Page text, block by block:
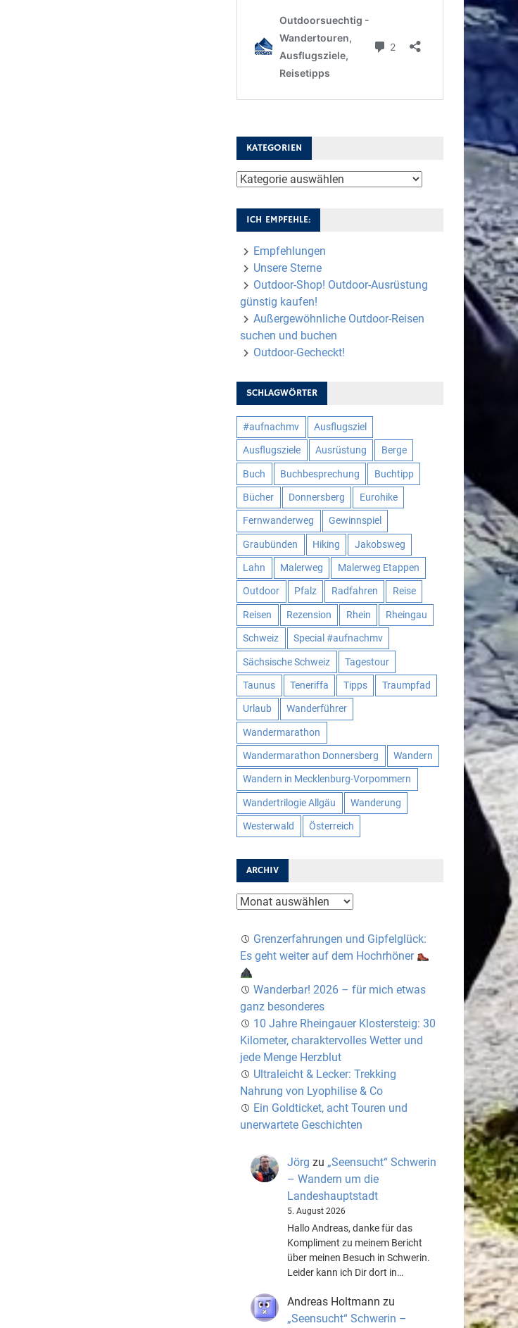
KATEGORIEN
Kategorien
ICH EMPFEHLE:
Empfehlungen
Unsere Sterne
Outdoor-Shop! Outdoor-Ausrüstung
günstig kaufen!
Außergewöhnliche Outdoor-Reisen
suchen und buchen
Outdoor-Gecheckt!
SCHLAGWÖRTER
#aufnachmv Ausflugsziel
Ausflugsziele Ausrüstung Berge
Buch Buchbesprechung Buchtipp
Bücher Donnersberg Eurohike
Fernwanderweg Gewinnspiel
Graubünden Hiking Jakobsweg
Lahn Malerweg Malerweg Etappen
Outdoor Pfalz Radfahren Reise
Reisen Rezension Rhein Rheingau
Schweiz Special #aufnachmv
Sächsische Schweiz Tagestour
Taunus Teneriffa Tipps Traumpfad
Urlaub Wanderführer
Wandermarathon
Wandermarathon Donnersberg Wandern
Wandern in Mecklenburg-Vorpommern
Wandertrilogie Allgäu Wanderung
Westerwald Österreich
ARCHIV
Archiv
Grenzerfahrungen und Gipfelglück:
Es geht weiter auf dem Hochrhöner
Wanderbar! 2026 – für mich etwas
ganz besonderes
10 Jahre Rheingauer Klostersteig: 30
Kilometer, charaktervolles Wetter und
jede Menge Herzblut
Ultraleicht & Lecker: Trekking
Nahrung von Lyophilise & Co
Ein Goldticket, acht Touren und
unerwartete Geschichten
Jörg zu „Seensucht“ Schwerin
– Wandern um die
Landeshauptstadt
5. August 2026
Hallo Andreas, danke für das
Kompliment zu meinem Bericht
über meinen Besuch in Schwerin.
Leider kann ich Dir dort in…
Andreas Holtmann zu
„Seensucht“ Schwerin –